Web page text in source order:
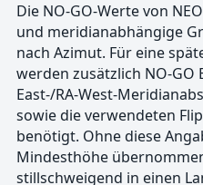
Die NO-GO-Werte von
und meridianabhängige
nach Azimut. Für eine
werden zusätzlich NO-GO
East-/RA-West-
sowie die verwendeten
benötigt. Ohne diese
Mindesthöhe
stillschweigend in einen